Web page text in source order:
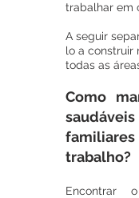
trabalhar em
A seguir
lo a construir
todas as
Como
trabalho?
Encontrar